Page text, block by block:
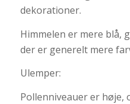
dekorationer.
Himmelen er mere blå,
der er generelt mere
Ulemper:
Pollenniveauer er høje,